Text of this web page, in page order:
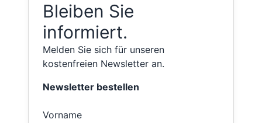
Bleiben Sie
informiert.
Melden Sie sich für unseren
kostenfreien Newsletter an.